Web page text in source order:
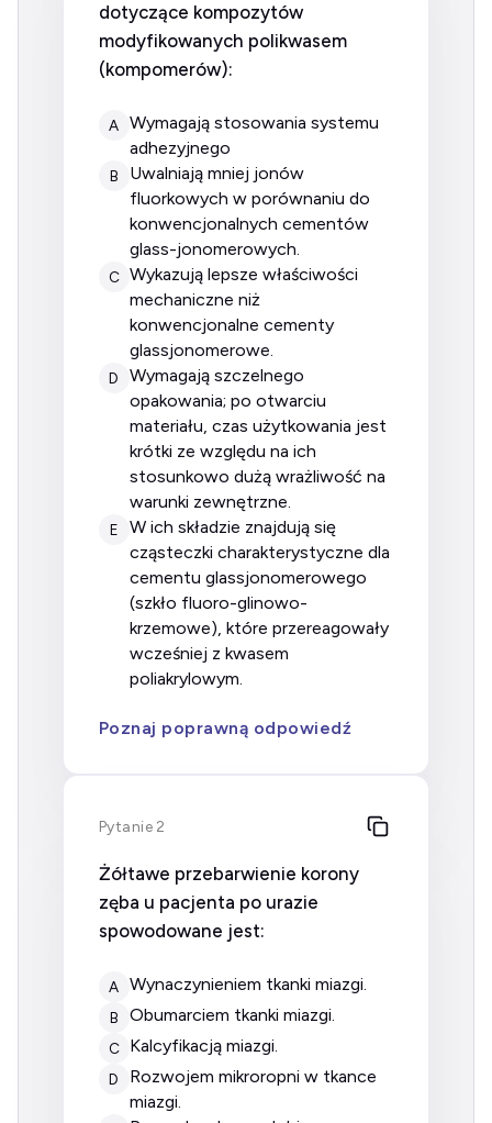
dotyczące kompozytów
modyfikowanych polikwasem
(kompomerów):
A
wymagają stosowania systemu
adhezyjnego
B
uwalniają mniej jonów
fluorkowych w porównaniu do
konwencjonalnych cementów
glass-jonomerowych.
C wykazują lepsze właściwości
mechaniczne niż
konwencjonalne cementy
glassjonomerowe.
D
wymagają szczelnego
opakowania; po otwarciu
materiału, czas użytkowania jest
krótki ze względu na ich
stosunkowo dużą wrażliwość na
warunki zewnętrzne.
E
w ich składzie znajdują się
cząsteczki charakterystyczne dla
cementu glassjonomerowego
(szkło fluoro-glinowo-
krzemowe), które przereagowały
wcześniej z kwasem
poliakrylowym.
Poznaj poprawną odpowiedź
Pytanie 2
Żółtawe przebarwienie korony
zęba u pacjenta po urazie
spowodowane jest:
A wynaczynieniem tkanki miazgi.
B obumarciem tkanki miazgi.
C kalcyfikacją miazgi.
D
rozwojem mikroropni w tkance
miazgi.